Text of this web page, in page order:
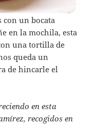
con un bocata
en la mochila, esta
una tortilla de
queda un
de hincarle el
en esta
recogidos en